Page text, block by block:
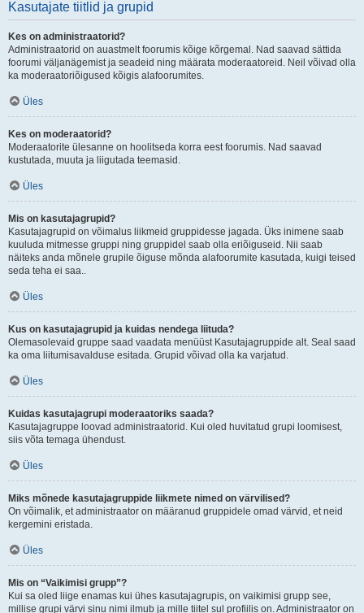
Kasutajate tiitlid ja grupid
Kes on administraatorid?
Administraatorid on auastmelt foorumis kõige kõrgemal. Nad saavad sättida
foorumi väljanägemist ja seadeid ning määrata moderaatoreid. Neil võivad olla
ka moderaatoriõigused kõigis alafoorumites.
Üles
Kes on moderaatorid?
Moderaatorite ülesanne on hoolitseda korra eest foorumis. Nad saavad
kustutada, muuta ja liigutada teemasid.
Üles
Mis on kasutajagrupid?
Kasutajagrupid on võimalus liikmeid gruppidesse jagada. Üks inimene saab
kuuluda mitmesse gruppi ning gruppidel saab olla eriõiguseid. Nii saab
näiteks anda mõnele grupile õiguse mõnda alafoorumite kasutada, kuigi teised
seda teha ei saa..
Üles
Kus on kasutajagrupid ja kuidas nendega liituda?
Olemasolevaid gruppe saad vaadata menüüst Kasutajagruppide alt. Seal saad
ka oma liitumisavalduse esitada. Grupid võivad olla ka varjatud.
Üles
Kuidas kasutajagrupi moderaatoriks saada?
Kasutajagruppe loovad administraatorid. Kui oled huvitatud grupi loomisest,
siis võta temaga ühendust.
Üles
Miks mõnede kasutajagruppide liikmete nimed on värvilised?
On võimalik, et administraator on määranud gruppidele omad värvid, et neid
kergemini eristada.
Üles
Mis on “Vaikimisi grupp”?
Kui sa oled liige enamas kui ühes kasutajagrupis, on vaikimisi grupp see,
millise grupi värvi sinu nimi ilmub ja mille tiitel sul profiilis on. Administraator on